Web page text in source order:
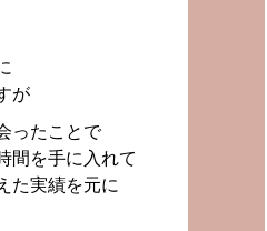
が
ったことで
間を手に入れて
た実績を元に